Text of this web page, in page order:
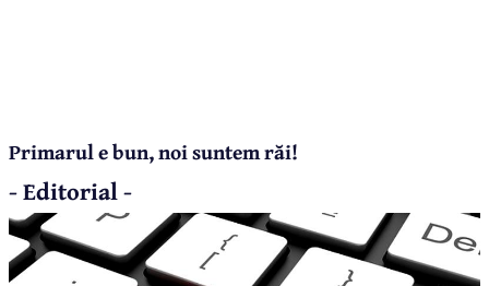
Primarul e bun, noi suntem răi!
- Editorial -